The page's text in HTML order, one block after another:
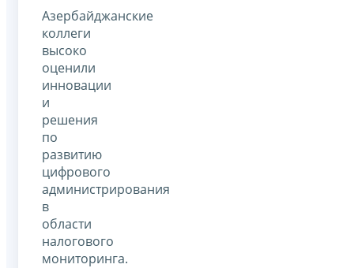
Азербайджанские
коллеги
высоко
оценили
инновации
и
решения
по
развитию
цифрового
администрирования
в
области
налогового
мониторинга.